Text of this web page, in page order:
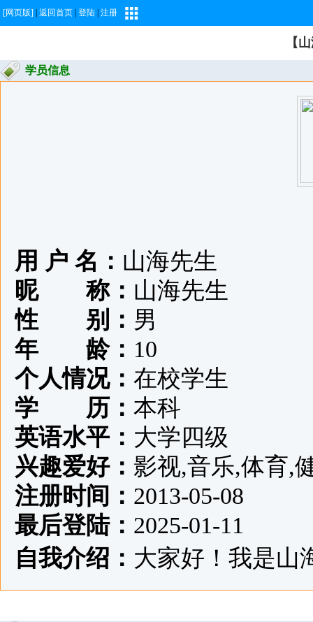
[网页版] 返回首页 登陆 注册
【
学员信息
用 户 名： 山海先生
昵 称： 山海先生
性 别： 男
年 龄： 10
个人情况： 在校学生
学 历： 本科
英语水平： 大学四级
兴趣爱好： 影视,音乐,体育,
注册时间： 2013-05-08
最后登陆： 2025-01-11
自我介绍： 大家好！我是山